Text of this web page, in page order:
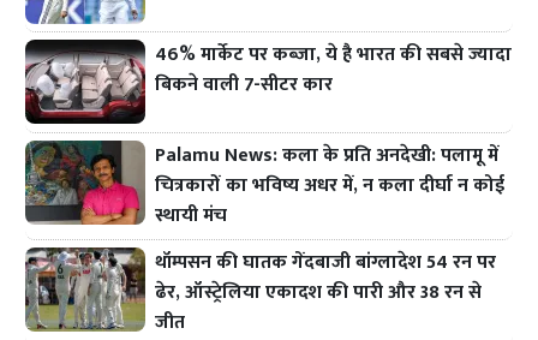
46% मार्केट पर कब्जा, ये है भारत की सबसे ज्यादा
बिकने वाली 7-सीटर कार
Palamu News: कला के प्रति अनदेखी: पलामू में
चित्रकारों का भविष्य अधर में, न कला दीर्घा न कोई
स्थायी मंच
थॉम्पसन की घातक गेंदबाजी बांग्लादेश 54 रन पर
ढेर, ऑस्ट्रेलिया एकादश की पारी और 38 रन से
जीत